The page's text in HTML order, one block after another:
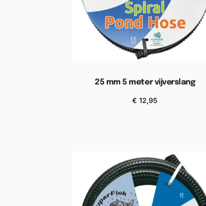
25 mm 5 meter vijverslang
€ 12,95